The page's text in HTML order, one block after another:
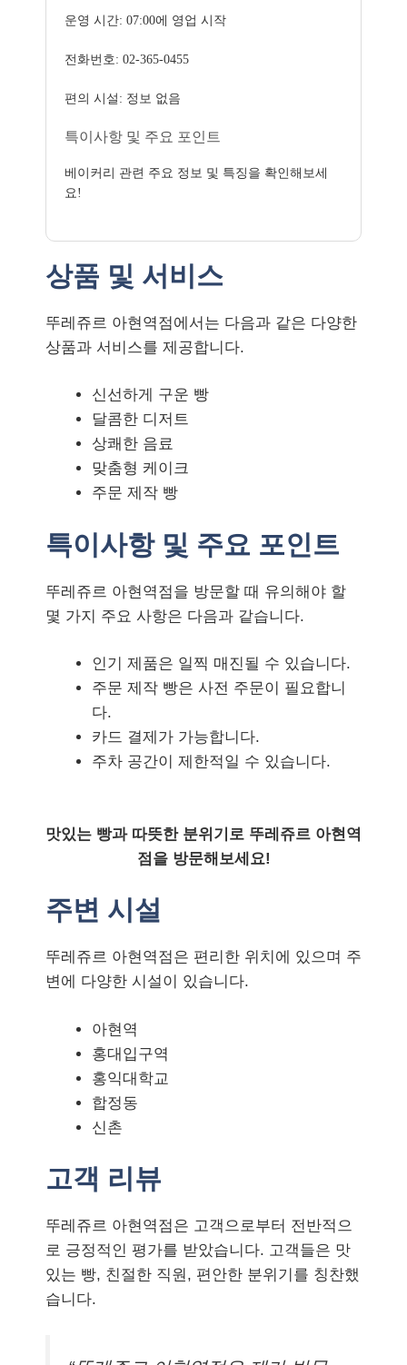
운영 시간: 07:00에 영업 시작
전화번호: 02-365-0455
편의 시설: 정보 없음
특이사항 및 주요 포인트
베이커리 관련 주요 정보 및 특징을 확인해보세
요!
상품 및 서비스
뚜레쥬르 아현역점에서는 다음과 같은 다양한
상품과 서비스를 제공합니다.
신선하게 구운 빵
달콤한 디저트
상쾌한 음료
맞춤형 케이크
주문 제작 빵
특이사항 및 주요 포인트
뚜레쥬르 아현역점을 방문할 때 유의해야 할
몇 가지 주요 사항은 다음과 같습니다.
인기 제품은 일찍 매진될 수 있습니다.
주문 제작 빵은 사전 주문이 필요합니
다.
카드 결제가 가능합니다.
주차 공간이 제한적일 수 있습니다.
맛있는 빵과 따뜻한 분위기로 뚜레쥬르 아현역
점을 방문해보세요!
주변 시설
뚜레쥬르 아현역점은 편리한 위치에 있으며 주
변에 다양한 시설이 있습니다.
아현역
홍대입구역
홍익대학교
합정동
신촌
고객 리뷰
뚜레쥬르 아현역점은 고객으로부터 전반적으
로 긍정적인 평가를 받았습니다. 고객들은 맛
있는 빵, 친절한 직원, 편안한 분위기를 칭찬했
습니다.